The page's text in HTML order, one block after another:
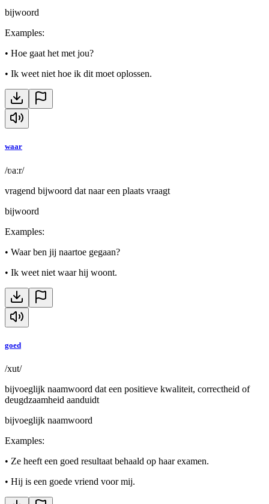
bijwoord
Examples:
• Hoe gaat het met jou?
• Ik weet niet hoe ik dit moet oplossen.
waar
/ʋaːr/
vragend bijwoord dat naar een plaats vraagt
bijwoord
Examples:
• Waar ben jij naartoe gegaan?
• Ik weet niet waar hij woont.
goed
/xut/
bijvoeglijk naamwoord dat een positieve kwaliteit, correctheid of
deugdzaamheid aanduidt
bijvoeglijk naamwoord
Examples:
• Ze heeft een goed resultaat behaald op haar examen.
• Hij is een goede vriend voor mij.